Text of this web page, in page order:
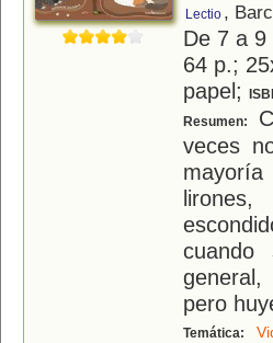
Lectio ,
De 7 a
64 p.;
papel;
Resumen:
veces
pero
Temática: